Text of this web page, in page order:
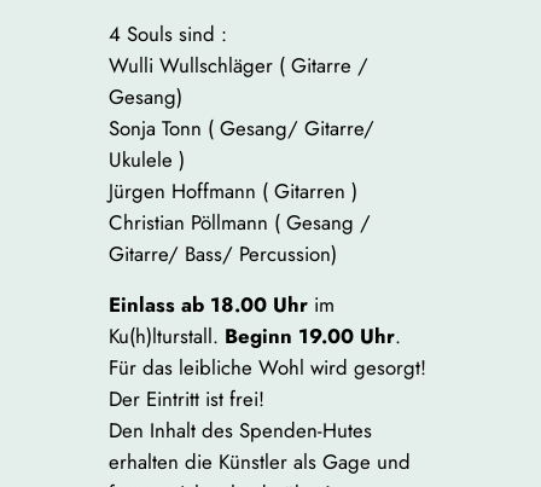
4 Souls sind :
Wulli Wullschläger ( Gitarre /
Gesang)
Sonja Tonn ( Gesang/ Gitarre/
Ukulele )
Jürgen Hoffmann ( Gitarren )
Christian Pöllmann ( Gesang /
Gitarre/ Bass/ Percussion)
Einlass ab 18.00 Uhrim
Ku(h)lturstall. Beginn 19.00 Uhr.
Für das leibliche Wohl wird gesorgt!
Der Eintritt ist frei!
Den Inhalt des Spenden-Hutes
erhalten die Künstler als Gage und